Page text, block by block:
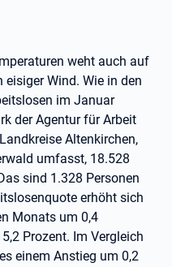
weht auch auf
Wind. Wie in den
im Januar
der Agentur für Arbeit
Altenkirchen,
umfasst, 18.528
sind 1.328 Personen
erhöht sich
Monats um 0,4
Prozent. Im Vergleich
einem Anstieg um 0,2